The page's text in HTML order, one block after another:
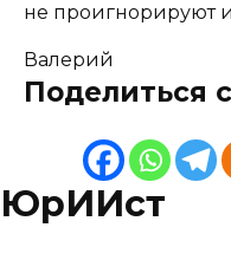
не проигнорируют
Валерий
Поделиться
ЮрИИст